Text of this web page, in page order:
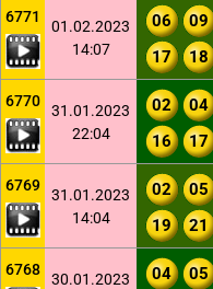
6771
01.02.2023
14:07
06 09
17
18
6770
31.01.2023
22:04
02 04
16
17
6769
31.01.2023
14:04
02 05
19
21
6768
30.01.2023
04 05